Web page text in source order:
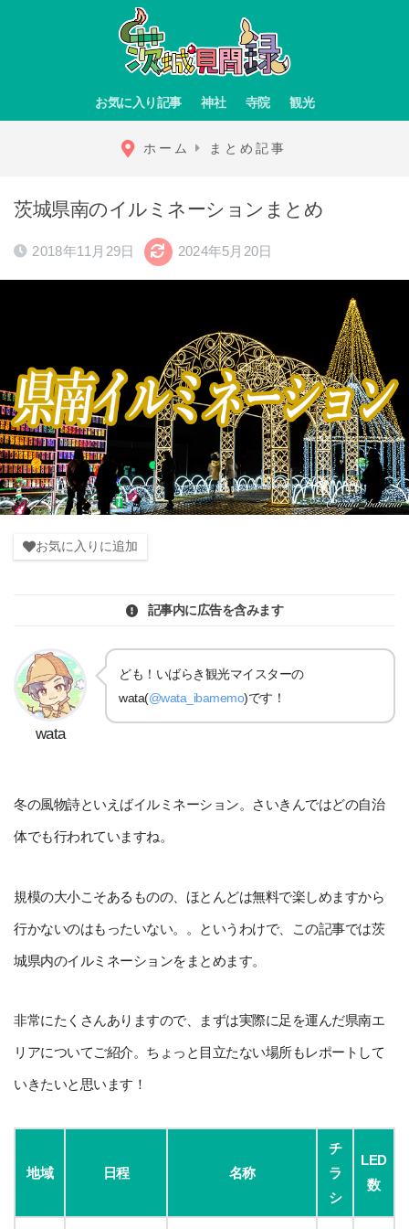
お気に入り記事 神社 寺院 観光
ホーム まとめ記事
茨城県南のイルミネーションまとめ
2018年11月29日 2024年5月20日
お気に入りに追加
記事内に広告を含みます
wata
ども！いばらき観光マイスターの
wata(@wata_ibamemo)です！
冬の風物詩といえばイルミネーション。さいきんではどの自治
体でも行われていますね。
規模の大小こそあるものの、ほとんどは無料で楽しめますから
行かないのはもったいない。。というわけで、この記事では茨
城県内のイルミネーションをまとめます。
非常にたくさんありますので、まずは実際に足を運んだ県南エ
リアについてご紹介。ちょっと目立たない場所もレポートして
いきたいと思います！
地域 日程 名称
チ
ラ
シ
LED
数